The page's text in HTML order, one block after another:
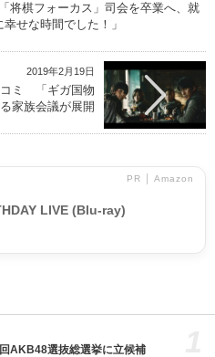
将棋フォーカス」司会を卒業へ、就
せな時間でした！」
2019年2月19日
コミ 「ギガ国物
家族会議が展開
PR │ Amazon
LIVE (Blu-ray)
AKB48選抜総選挙に立候補